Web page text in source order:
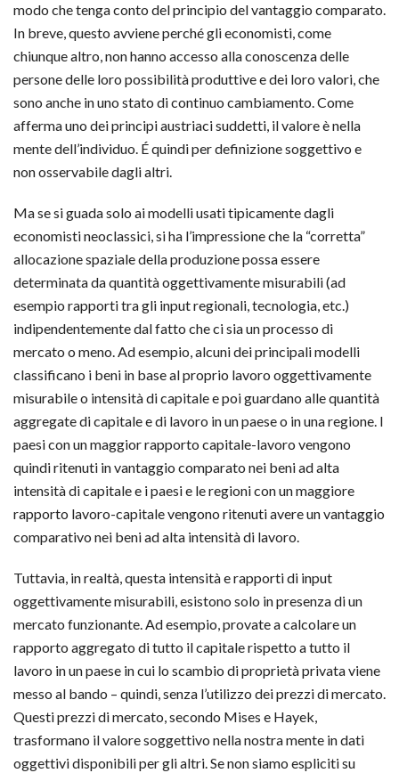
modo che tenga conto del principio del vantaggio comparato.
In breve, questo avviene perché gli economisti, come
chiunque altro, non hanno accesso alla conoscenza delle
persone delle loro possibilità produttive e dei loro valori, che
sono anche in uno stato di continuo cambiamento. Come
afferma uno dei principi austriaci suddetti, il valore è nella
mente dell’individuo. É quindi per definizione soggettivo e
non osservabile dagli altri.
Ma se si guada solo ai modelli usati tipicamente dagli
economisti neoclassici, si ha l’impressione che la “corretta”
allocazione spaziale della produzione possa essere
determinata da quantità oggettivamente misurabili (ad
esempio rapporti tra gli input regionali, tecnologia, etc.)
indipendentemente dal fatto che ci sia un processo di
mercato o meno. Ad esempio, alcuni dei principali modelli
classificano i beni in base al proprio lavoro oggettivamente
misurabile o intensità di capitale e poi guardano alle quantità
aggregate di capitale e di lavoro in un paese o in una regione. I
paesi con un maggior rapporto capitale-lavoro vengono
quindi ritenuti in vantaggio comparato nei beni ad alta
intensità di capitale e i paesi e le regioni con un maggiore
rapporto lavoro-capitale vengono ritenuti avere un vantaggio
comparativo nei beni ad alta intensità di lavoro.
Tuttavia, in realtà, questa intensità e rapporti di input
oggettivamente misurabili, esistono solo in presenza di un
mercato funzionante. Ad esempio, provate a calcolare un
rapporto aggregato di tutto il capitale rispetto a tutto il
lavoro in un paese in cui lo scambio di proprietà privata viene
messo al bando – quindi, senza l’utilizzo dei prezzi di mercato.
Questi prezzi di mercato, secondo Mises e Hayek,
trasformano il valore soggettivo nella nostra mente in dati
oggettivi disponibili per gli altri. Se non siamo espliciti su